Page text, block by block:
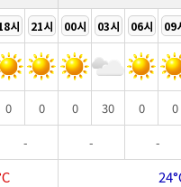
시 21시 00시 03시 06시 09
0 0 0 30 0 0
- - -